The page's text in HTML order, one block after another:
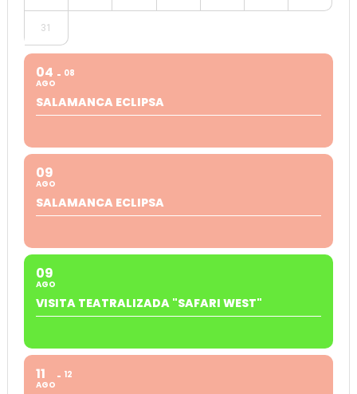
31
04
AGO
08
SALAMANCA ECLIPSA
09
AGO
SALAMANCA ECLIPSA
09
AGO
VISITA TEATRALIZADA "SAFARI WEST"
11
AGO
12